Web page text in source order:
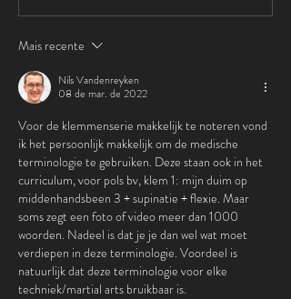
Mais recente
Nils Vandenreyken
08 de mar. de 2022
Voor de klemmenserie makkelijk te noteren vond
ik het persoonlijk makkelijk om de medische
terminologie te gebruiken. Deze staan ook in het
curriculum, voor pols bv, klem 1: mijn duim op
middenhandsbeen 3 + supinatie + flexie. Maar
soms zegt een foto of video meer dan 1000
woorden. Nadeel is dat je je dan wel wat moet
verdiepen in deze terminologie. Voordeel is
natuurlijk dat deze terminologie voor elke
techniek/martial arts bruikbaar is.